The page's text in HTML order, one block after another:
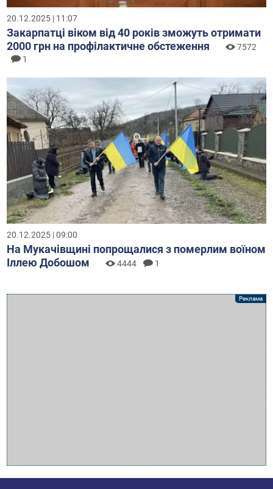
20.12.2025 | 11:07
Закарпатці віком від 40 років зможуть отримати
2000 грн на профілактичне обстеження
7572
1
20.12.2025 | 09:00
На Мукачівщині попрощалися з померлим воїном
Іллею Добошом
4444 1